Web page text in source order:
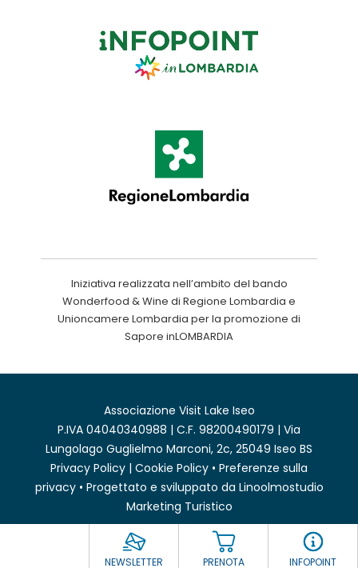
NEWSLETTER PRENOTA INFOPOINT
Iniziativa realizzata nell’ambito del bando
Wonderfood & Wine di Regione Lombardia e
Unioncamere Lombardia per la promozione di
Sapore inLOMBARDIA
Associazione Visit Lake Iseo
P.IVA 04040340988 | C.F. 98200490179 | Via
Lungolago Guglielmo Marconi, 2c, 25049 Iseo BS
Privacy Policy | Cookie Policy • Preferenze sulla
privacy• Progettato e sviluppato da Linoolmostudio
Marketing Turistico